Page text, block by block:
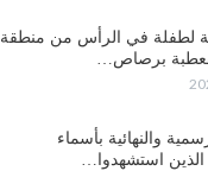
لطفلة في الرأس من منطقة
برصاص…
والنهائية بأسماء
الذين استشهدوا…